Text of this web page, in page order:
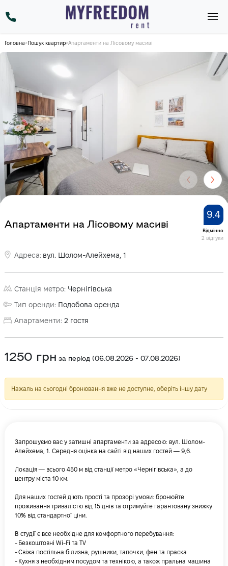
Головна>Пошук квартир>Апартаменти на Лісовому масиві
Апартаменти на Лісовому масиві
Відмінно
2 відгуки
9.4
Адреса: вул. Шолом-Алейхема, 1
Станція метро: Чернігівська
Тип оренди: Подобова оренда
Апартаменти: 2 гостя
1250 грн за період (06.08.2026 - 07.08.2026)
Нажаль на сьогодні бронювання вже не доступне, оберіть іншу дату
Запрошуємо вас у затишні апартаменти за адресою: вул. Шолом-
Алейхема, 1. Середня оцінка на сайті від наших гостей — 9,6.
Локація — всього 450 м від станції метро «Чернігівська», а до
центру міста 10 км.
Для наших гостей діють прості та прозорі умови: бронюйте
проживання тривалістю від 15 днів та отримуйте гарантовану знижку
10% від стандартної ціни.
В студії є все необхідне для комфортного перебування:
- Безкоштовні Wi-Fi та TV
- Свіжа постільна білизна, рушники, тапочки, фен та праска
- Кухня з необхідним посудом та технікою, а також пральна машина